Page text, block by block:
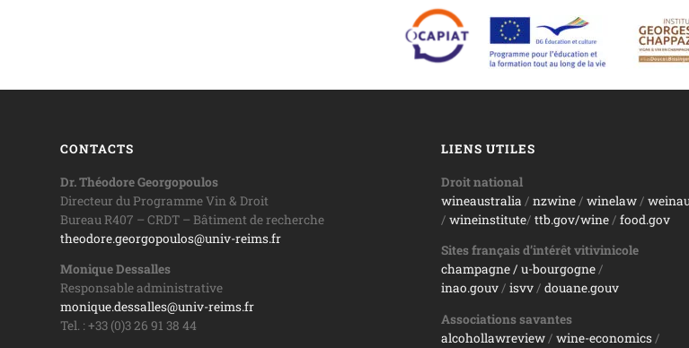
CONTACTS
Dr. Théodore Georgopoulos
Directeur du Programme Vin & Droit
Bureau R407 – CRDT – Bâtiment de recherche
theodore.georgopoulos@univ-reims.fr
Monique Dessalles
Responsable administrative
monique.dessalles@univ-reims.fr
Tel. : +33 (0)3 26 91 38 44
LIENS UTILES
Droit national
wineaustralia / nzwine/ winelaw/
/ wineinstitute/ ttb.gov/wine/ food.gov
Sites français d’intérêt vitivinicole
champagne/ u-bourgogne/
inao.gouv/ isvv/ douane.gouv
Associations savantes
alcohollawreview/ wine-economics/